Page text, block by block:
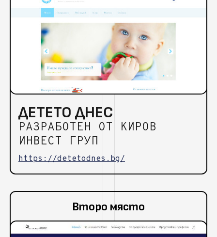
ДЕТЕТО ДНЕС
РАЗРАБОТЕН ОТ КИРОВ
ИНВЕСТ ГРУП
https://detetodnes.bg/
Второ място